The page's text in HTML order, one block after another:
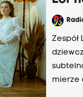
Zespół
mierze